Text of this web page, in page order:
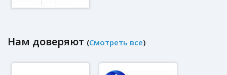
Нам доверяют (Смотреть все)